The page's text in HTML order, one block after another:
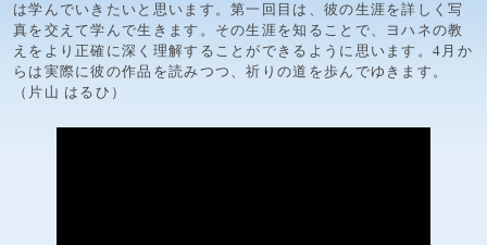
は学んでいきたいと思います。第一回目は、彼の生涯を詳しく写
真を交えて学んで生きます。その生涯を知ることで、ヨハネの教
えをより正確に深く理解することができるように思います。4月か
らは実際に彼の作品を読みつつ、祈りの道を歩んでゆきます。
（片山 はるひ）